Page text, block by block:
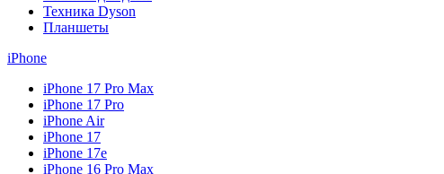
Техника Dyson
Планшеты
iPhone
iPhone 17 Pro Max
iPhone 17 Pro
iPhone Air
iPhone 17
iPhone 17e
iPhone 16 Pro Max